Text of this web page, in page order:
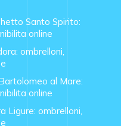
Santo Spirito:
online
ombrelloni,
al Mare:
online
Ligure: ombrelloni,